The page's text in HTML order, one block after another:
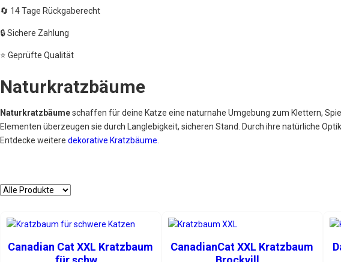
🔄 14 Tage Rückgaberecht
🔒 Sichere Zahlung
⭐ Geprüfte Qualität
Naturkratzbäume
Naturkratzbäumeschaffen für deine Katze eine naturnahe Umgebung zum Klettern,
Elementen überzeugen sie durch Langlebigkeit, sicheren Stand. Durch ihre natürliche
Entdecke weitere dekorative Kratzbäume
Canadian Cat XXL Kratzbaum
CanadianCat XXL Kratzbaum